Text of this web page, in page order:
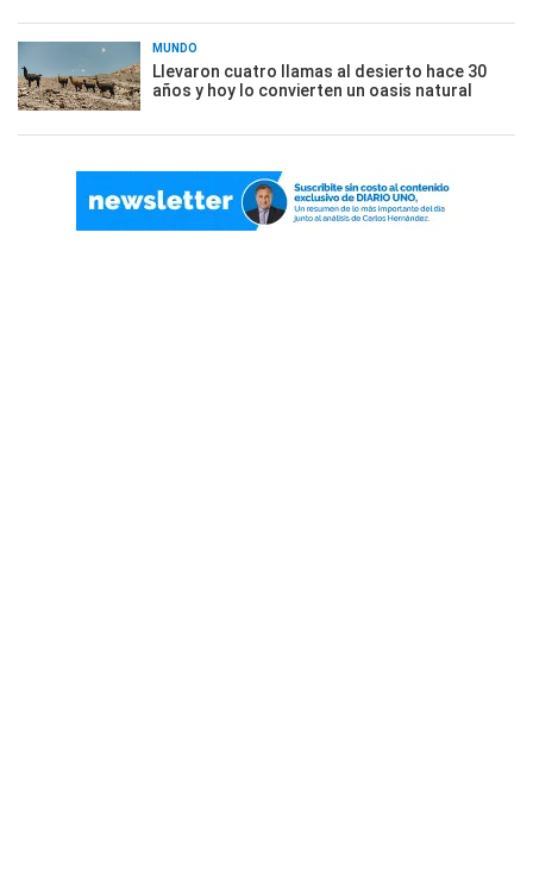
MUNDO
Llevaron cuatro llamas al desierto hace 30
años y hoy lo convierten un oasis natural